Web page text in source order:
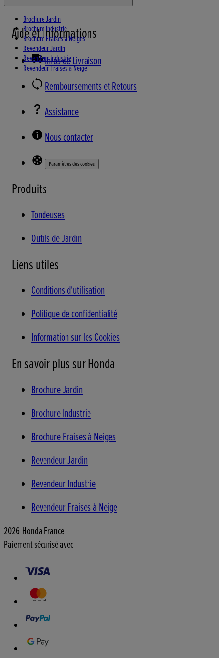
Brochure Jardin
Brochure Industrie
Brochure Fraises à Neiges
Revendeur Jardin
Revendeur Industrie
Revendeur Fraises à Neige
Aide et Informations
Infos de Livraison
Remboursements et Retours
Assistance
Nous contacter
Paramètres des cookies
Produits
Tondeuses
Outils de Jardin
Liens utiles
Conditions d'utilisation
Politique de confidentialité
Information sur les Cookies
En savoir plus sur Honda
Brochure Jardin
Brochure Industrie
Brochure Fraises à Neiges
Revendeur Jardin
Revendeur Industrie
Revendeur Fraises à Neige
2026 Honda France
Paiement sécurisé avec